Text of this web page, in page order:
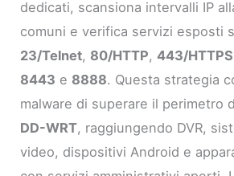
dedicati, scansiona intervalli IP
comuni e verifica servizi esposti
23/Telnet, 80/HTTP,443/HTTPS
8443 e 8888. Questa strategia
malware di superare il perimetro
DD-WRT, raggiungendo DVR,
video, dispositivi Android e